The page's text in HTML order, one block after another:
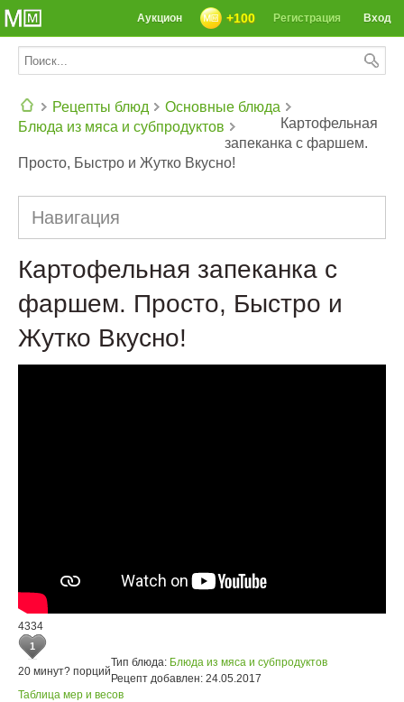
СЕГОДНЯ: 39142 РЕЦЕПТА
Вход
Регистрация
+100
Аукцион
Рецепты блюд
Основные блюда
Блюда из мяса и субпродуктов
Картофельная
запеканка с фаршем.
Просто, Быстро и Жутко Вкусно!
Навигация
Картофельная запеканка с
фаршем. Просто, Быстро и
Жутко Вкусно!
4334
1
20 минут? порций
Тип блюда: Блюда из мяса и субпродуктов
Рецепт добавлен: 24.05.2017
Таблица мер и весов